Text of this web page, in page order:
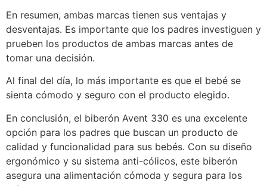
En resumen, ambas marcas tienen sus ventajas y
desventajas. Es importante que los padres investiguen y
prueben los productos de ambas marcas antes de
tomar una decisión.
Al final del día, lo más importante es que el bebé se
sienta cómodo y seguro con el producto elegido.
En conclusión, el biberón Avent 330 es una excelente
opción para los padres que buscan un producto de
calidad y funcionalidad para sus bebés. Con su diseño
ergonómico y su sistema anti-cólicos, este biberón
asegura una alimentación cómoda y segura para los